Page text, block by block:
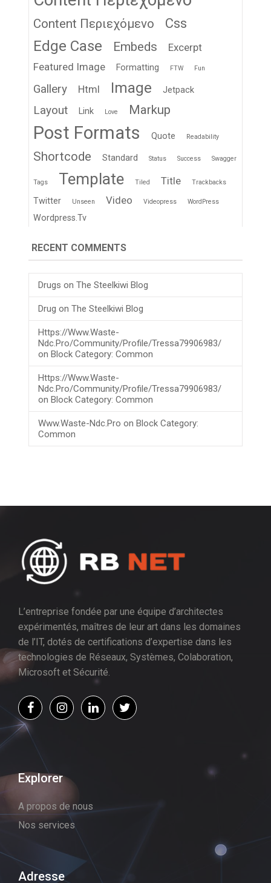
Content Περιεχόμενο Css
Edge Case Embeds
Excerpt
Featured Image
Formatting FTW Fun
Gallery Html Image Jetpack
Layout Link Love Markup
Post Formats Quote Readability
Shortcode Standard Status Success Swagger
Tags Template Tiled Title Trackbacks
Twitter Unseen Video Videopress WordPress
Wordpress.tv
RECENT COMMENTS
Drugs on The Steelkiwi Blog
Drug on The Steelkiwi Blog
Https://www.waste-
Ndc.pro/community/profile/tressa79906983/
on Block Category: Common
Https://www.waste-
Ndc.pro/community/profile/tressa79906983/
on Block Category: Common
Www.waste-Ndc.pro on Block Category:
Common
L’entreprise fondée par une équipe d’architectes
expérimentés, maîtres de leur art dans les domaines
de l’IT, dotés de certifications d’expertise dans les
technologies de Réseaux, Systèmes, Colaboration,
Microsoft et Sécurité.
Explorer
A propos de nous
Nos services
Adresse